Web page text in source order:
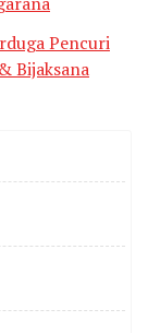
Pencuri
Bijaksana